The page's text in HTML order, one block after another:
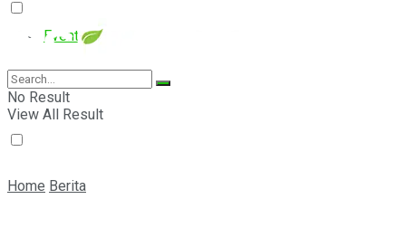
Event
E-Magazine
No Result
View All Result
Home Berita